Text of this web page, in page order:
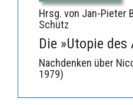
Hrsg. von Jan-Pieter
Schütz
Die »Utopie
Nachdenken über
1979)